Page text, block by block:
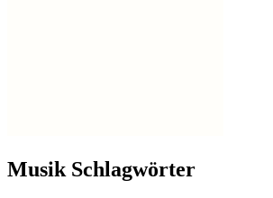
Musik Schlagwörter